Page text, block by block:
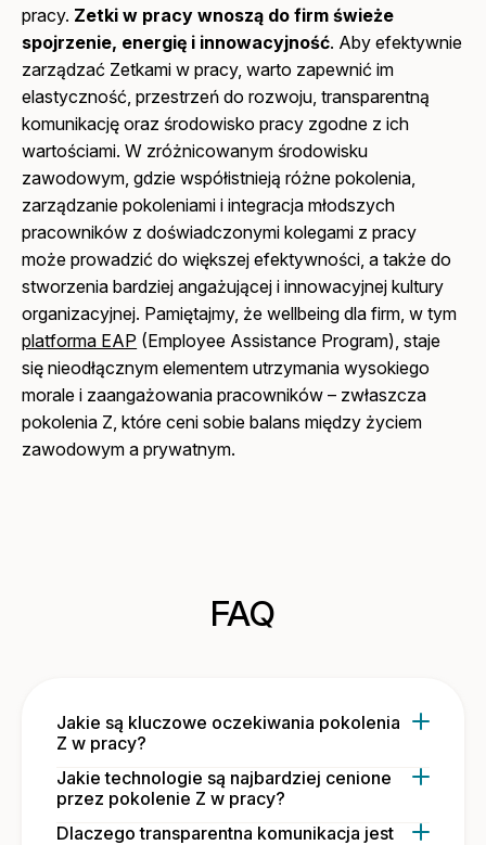
pracy. Zetki w pracy wnoszą do firm świeże
spojrzenie, energię i innowacyjność. Aby efektywnie
zarządzać Zetkami w pracy, warto zapewnić im
elastyczność, przestrzeń do rozwoju, transparentną
komunikację oraz środowisko pracy zgodne z ich
wartościami. W zróżnicowanym środowisku
zawodowym, gdzie współistnieją różne pokolenia,
zarządzanie pokoleniami i integracja młodszych
pracowników z doświadczonymi kolegami z pracy
może prowadzić do większej efektywności, a także do
stworzenia bardziej angażującej i innowacyjnej kultury
organizacyjnej. Pamiętajmy, że wellbeing dla firm, w tym
platforma EAP (Employee Assistance Program), staje
się nieodłącznym elementem utrzymania wysokiego
morale i zaangażowania pracowników – zwłaszcza
pokolenia Z, które ceni sobie balans między życiem
zawodowym a prywatnym.
FAQ
Jakie są kluczowe oczekiwania pokolenia
Z w pracy?
Pokolenie Z oczekuje transparentnej
komunikacji, jasnych celów oraz regularnego
feedbacku. Ceni również elastyczność,
Jakie technologie są najbardziej cenione
przez pokolenie Z w pracy?
Zetki tocyfrowi tubylcy , dlatego
Dlaczego transparentna komunikacja jest